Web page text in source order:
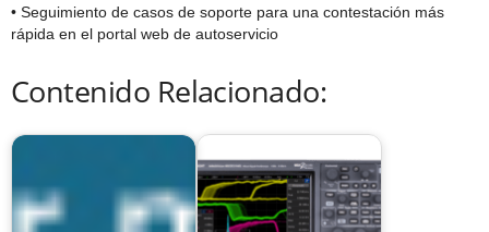
• Seguimiento de casos de soporte para una contestación más
rápida en el portal web de autoservicio
Contenido Relacionado: